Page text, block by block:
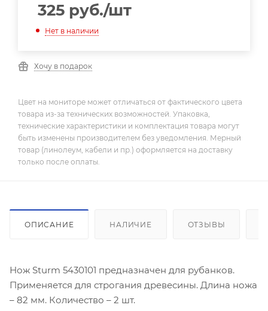
325 руб./шт
Нет в наличии
Хочу в подарок
Цвет на мониторе может отличаться от фактического цвета
товара из-за технических возможностей. Упаковка,
технические характеристики и комплектация товара могут
быть изменены производителем без уведомления. Мерный
товар (линолеум, кабели и пр.) оформляется на доставку
только после оплаты.
ОПИСАНИЕ НАЛИЧИЕ ОТЗЫВЫ
Нож Sturm 5430101 предназначен для рубанков.
Применяется для строгания древесины. Длина ножа
– 82 мм. Количество – 2 шт.